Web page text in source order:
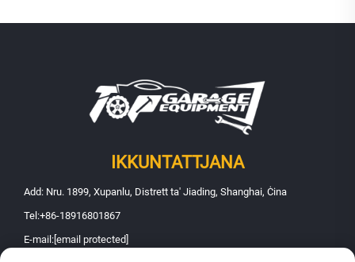
IKKUNTATTJANA
Add: Nru. 1899, Xupanlu, Distrett ta' Jiading, Shanghai, Ċina
Tel:+86-18916801867
E-mail: [email protected]